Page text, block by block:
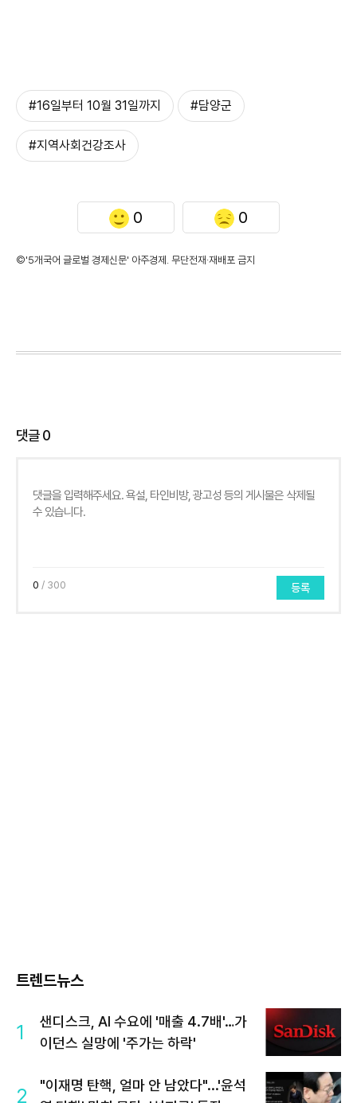
#16일부터 10월 31일까지 #담양군
#지역사회건강조사
0 0
©'5개국어 글로벌 경제신문' 아주경제. 무단전재·재배포 금지
댓글0
0 / 300 등록
트렌드뉴스
1
샌디스크, AI 수요에 '매출 4.7배'…가
이던스 실망에 '주가는 하락'
2
"이재명 탄핵, 얼마 안 남았다"...'윤석